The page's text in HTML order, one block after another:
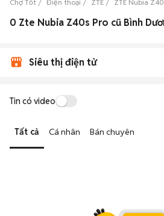
Chợ Tốt Điện thoại ZTE ZTE Nubia
0 Zte Nubia Z40s Pro cũ Bình
Siêu thị điện tử
Tin có video
Tất cả Cá nhân Bán chuyên